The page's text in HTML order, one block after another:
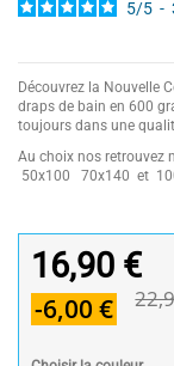
5/5 -
Découvrez la Nouvelle
draps de bain en 600
toujours dans une
Au choix nos retrouvez
50x100 70x140 et
16,90 €
-6,00 €